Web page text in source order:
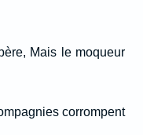
Mais le moqueur
corrompent